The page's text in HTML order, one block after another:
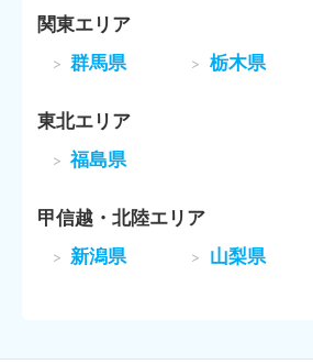
関東エリア
群馬県
栃木県
東北エリア
福島県
甲信越・北陸エリア
新潟県
山梨県